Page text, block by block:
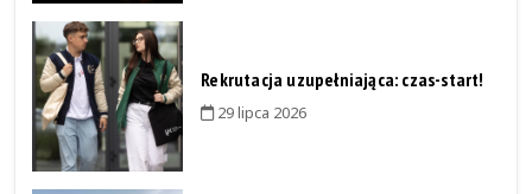
Rekrutacja uzupełniająca: czas-start!
29 lipca 2026